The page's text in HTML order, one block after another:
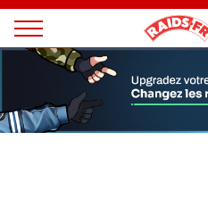
Magazine
Raids
Panneau de gestion des cookies